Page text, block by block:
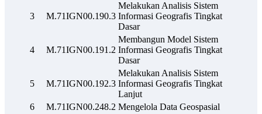
3 M.71IGN00.190.3
Melakukan Analisis Sistem
Informasi Geografis Tingkat
Dasar
4 M.71IGN00.191.2
Membangun Model Sistem
Informasi Geografis Tingkat
Dasar
5 M.71IGN00.192.3
Melakukan Analisis Sistem
Informasi Geografis Tingkat
Lanjut
6
M.71IGN00.248.2 Mengelola Data Geospasial